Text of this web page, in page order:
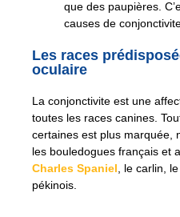
que des paupières.
causes de
Les races
oculaire
La conjonctivite est une
toutes les races canines.
certaines est plus marquée,
les bouledogues français et
Charles Spaniel , le carlin,
pékinois.